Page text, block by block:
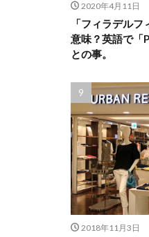
2020年4月11日
「フィラデル
意味？英語で「
との事。
2018年11月3日